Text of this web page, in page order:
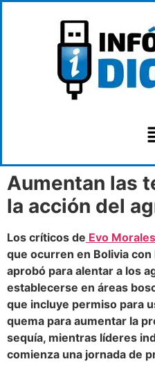
Aumentan las
la acción del
Los críticos de Evo Morales
que ocurren en Bolivia
aprobó para alentar a los
establecerse en áreas
que incluye permiso para
quema para aumentar la
sequía, mientras líderes
comienza una jornada de